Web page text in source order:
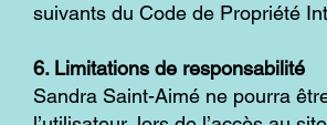
suivants du Code de Propriété
6. Limitations de responsabilité
Sandra Saint-Aimé ne pourra